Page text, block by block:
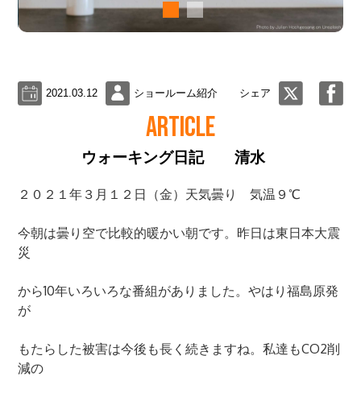
2021.03.12 ショールーム紹介 シェア
ARTICLE
ウォーキング日記 清水